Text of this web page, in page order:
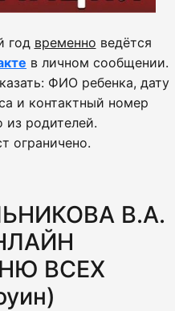
год временно ведётся
в личном сообщении.
ФИО ребенка, дату
и контактный номер
из родителей.
ограничено.
В.А.
ВСЕХ